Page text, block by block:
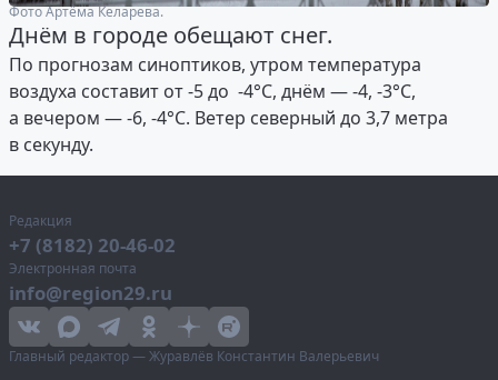
Фото Артёма Келарева.
Днём в городе обещают снег.
По прогнозам синоптиков, утром температура
воздуха составит от -5 до -4°С, днём — -4, -3°С,
а вечером — -6, -4°С. Ветер северный до 3,7 метра
в секунду.
Редакция
+7 (8182) 20-46-02
Электронная почта
info@region29.ru
Главный редактор — Журавлёв Константин Валерьевич